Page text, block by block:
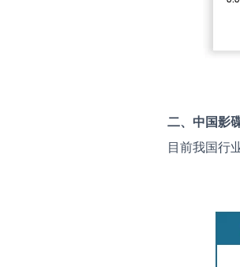
二、中国影
目前我国行